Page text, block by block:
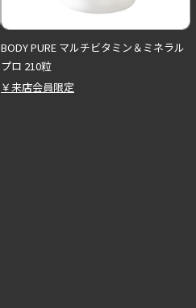
BODY PURE マルチビタミン＆ミネラル
プロ 210粒
￥来店会員限定